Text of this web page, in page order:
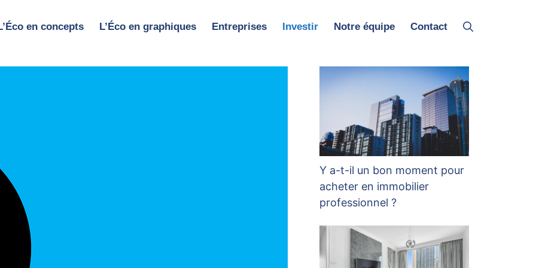
en concepts L’Éco en graphiques Entreprises Investir Notre équipe Contact
Y a-t-il un bon moment pour
acheter en immobilier
professionnel ?